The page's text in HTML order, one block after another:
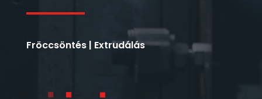
Fröccsöntés | Extrudálás